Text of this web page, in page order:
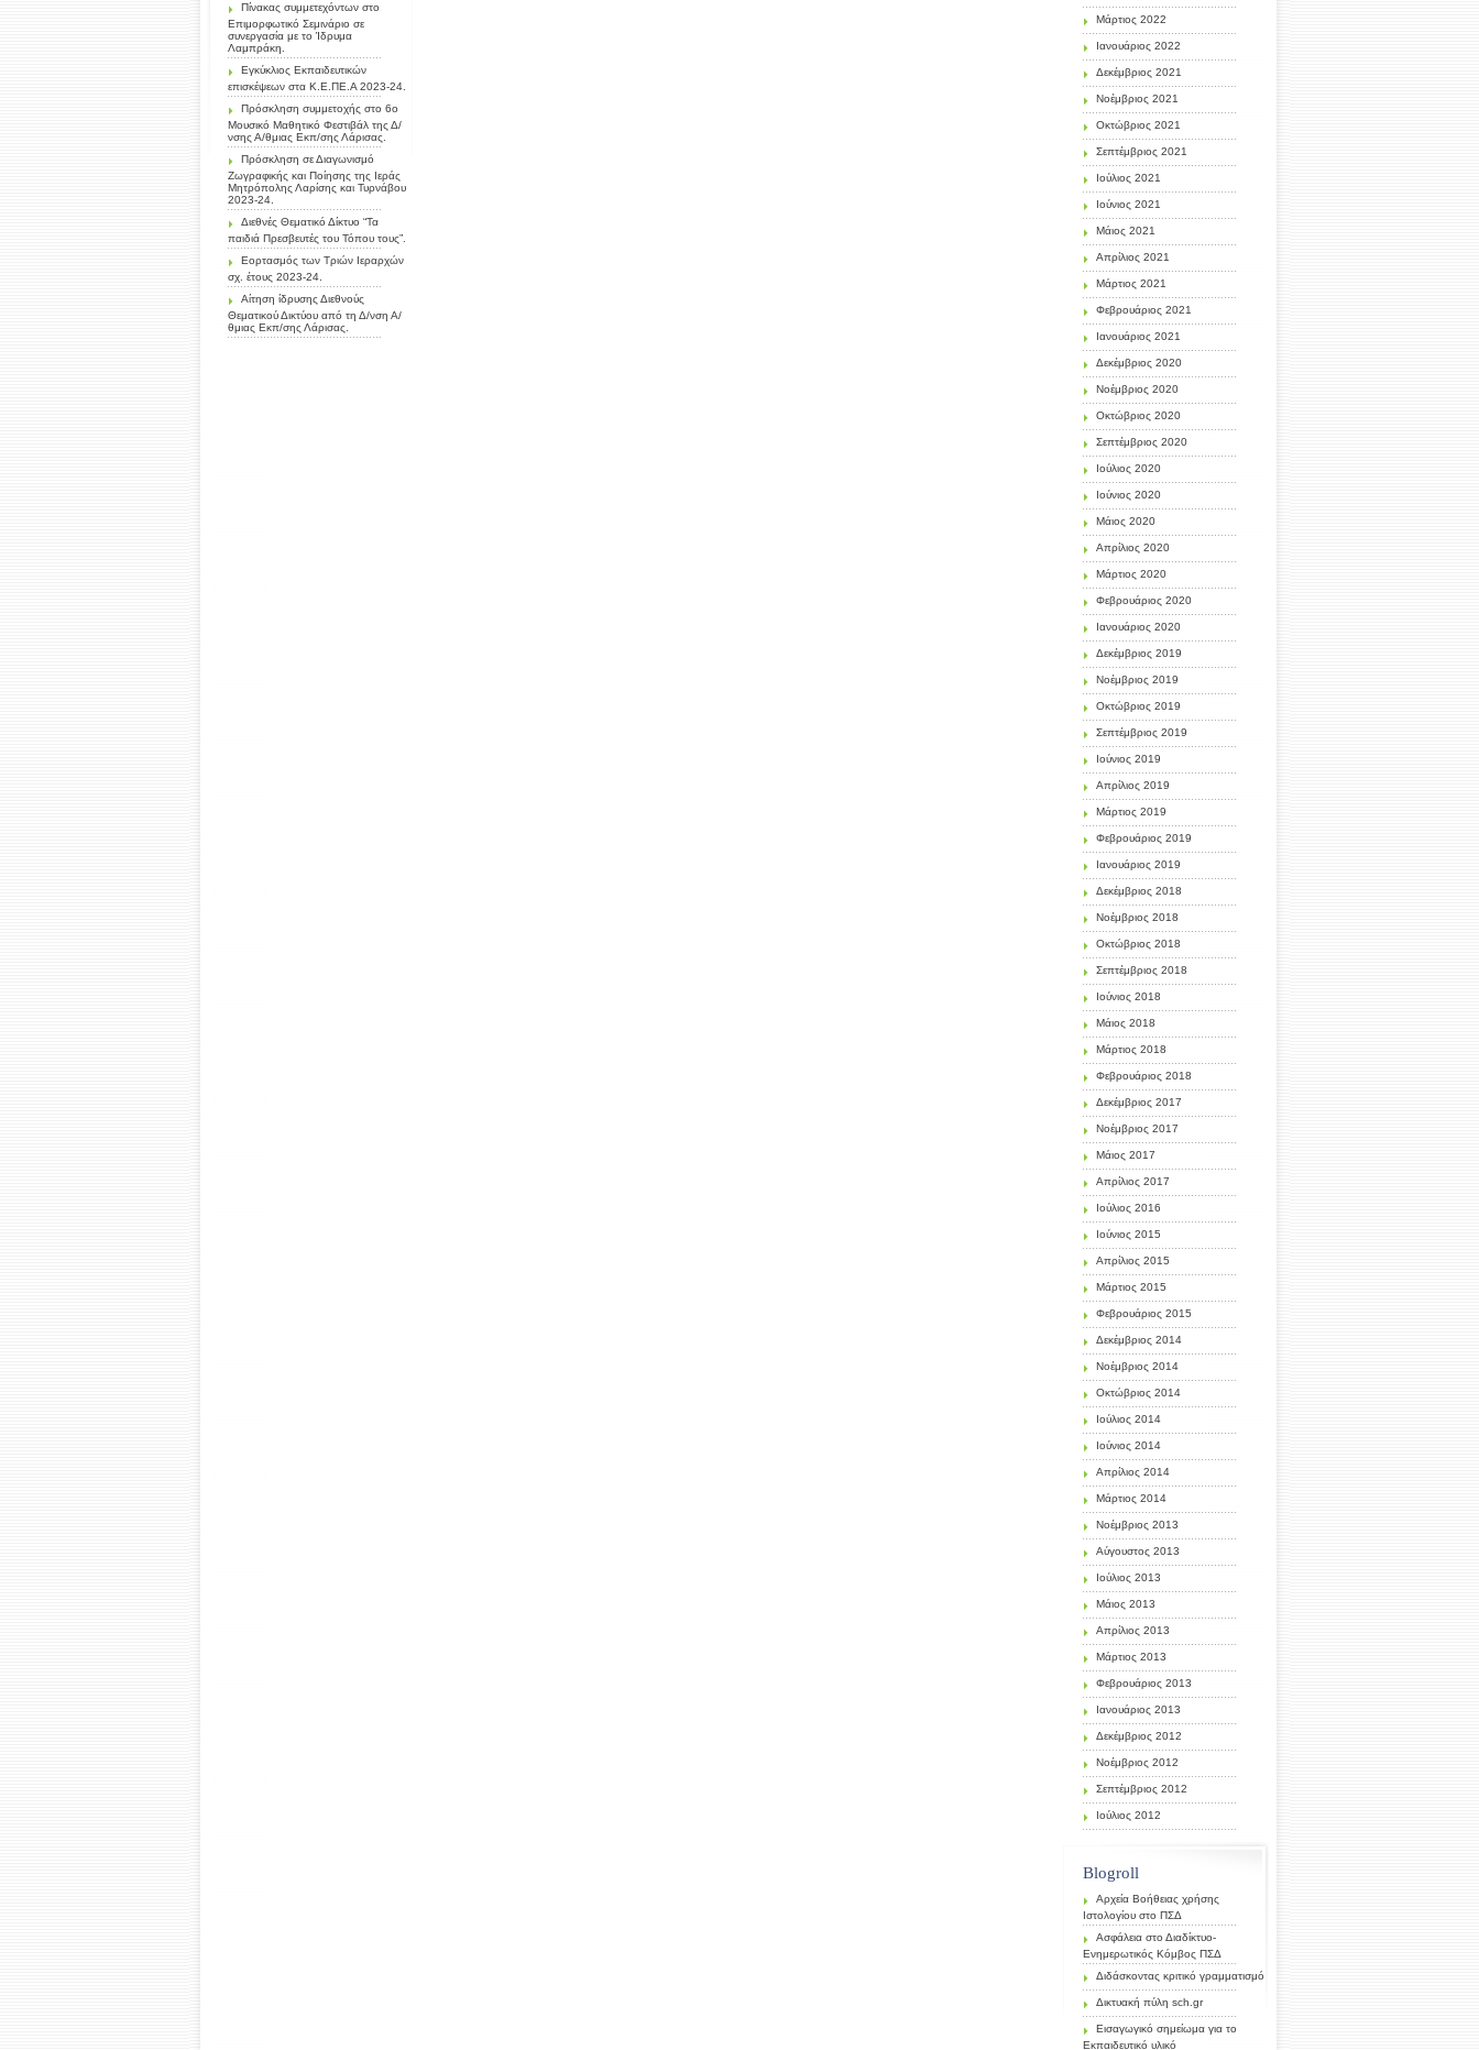
Πίνακας συμμετεχόντων στο
Επιμορφωτικό Σεμινάριο σε
συνεργασία με το Ίδρυμα
Λαμπράκη.
Εγκύκλιος Εκπαιδευτικών
επισκέψεων στα Κ.Ε.ΠΕ.Α 2023-24.
Πρόσκληση συμμετοχής στο 6ο
Μουσικό Μαθητικό Φεστιβάλ της Δ/
νσης Α/θμιας Εκπ/σης Λάρισας.
Πρόσκληση σε Διαγωνισμό
Ζωγραφικής και Ποίησης της Ιεράς
Μητρόπολης Λαρίσης και Τυρνάβου
2023-24.
Διεθνές Θεματικό Δίκτυο “Τα
παιδιά Πρεσβευτές του Τόπου τους”.
Εορτασμός των Τριών Ιεραρχών
σχ. έτους 2023-24.
Αίτηση ίδρυσης Διεθνούς
Θεματικού Δικτύου από τη Δ/νση Α/
θμιας Εκπ/σης Λάρισας.
Μάρτιος 2022
Ιανουάριος 2022
Δεκέμβριος 2021
Νοέμβριος 2021
Οκτώβριος 2021
Σεπτέμβριος 2021
Ιούλιος 2021
Ιούνιος 2021
Μάιος 2021
Απρίλιος 2021
Μάρτιος 2021
Φεβρουάριος 2021
Ιανουάριος 2021
Δεκέμβριος 2020
Νοέμβριος 2020
Οκτώβριος 2020
Σεπτέμβριος 2020
Ιούλιος 2020
Ιούνιος 2020
Μάιος 2020
Απρίλιος 2020
Μάρτιος 2020
Φεβρουάριος 2020
Ιανουάριος 2020
Δεκέμβριος 2019
Νοέμβριος 2019
Οκτώβριος 2019
Σεπτέμβριος 2019
Ιούνιος 2019
Απρίλιος 2019
Μάρτιος 2019
Φεβρουάριος 2019
Ιανουάριος 2019
Δεκέμβριος 2018
Νοέμβριος 2018
Οκτώβριος 2018
Σεπτέμβριος 2018
Ιούνιος 2018
Μάιος 2018
Μάρτιος 2018
Φεβρουάριος 2018
Δεκέμβριος 2017
Νοέμβριος 2017
Μάιος 2017
Απρίλιος 2017
Ιούλιος 2016
Ιούνιος 2015
Απρίλιος 2015
Μάρτιος 2015
Φεβρουάριος 2015
Δεκέμβριος 2014
Νοέμβριος 2014
Οκτώβριος 2014
Ιούλιος 2014
Ιούνιος 2014
Απρίλιος 2014
Μάρτιος 2014
Νοέμβριος 2013
Αύγουστος 2013
Ιούλιος 2013
Μάιος 2013
Απρίλιος 2013
Μάρτιος 2013
Φεβρουάριος 2013
Ιανουάριος 2013
Δεκέμβριος 2012
Νοέμβριος 2012
Σεπτέμβριος 2012
Ιούλιος 2012
Blogroll
Αρχεία Βοήθειας χρήσης
Ιστολογίου στο ΠΣΔ
Ασφάλεια στο Διαδίκτυο-
Ενημερωτικός Κόμβος ΠΣΔ
Διδάσκοντας κριτικό γραμματισμό
Δικτυακή πύλη sch.gr
Εισαγωγικό σημείωμα για το
Εκπαιδευτικό υλικό